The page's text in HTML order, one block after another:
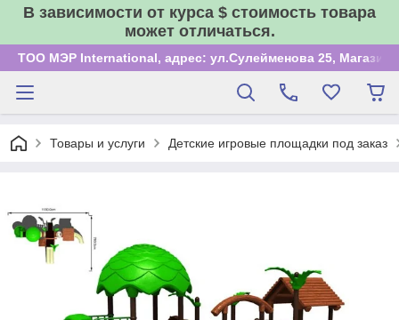
В зависимости от курса $ стоимость товара
может отличаться.
ТОО МЭР International, адрес: ул.Сулейменова 25, Магазин
Товары и услуги Детские игровые площадки под заказ